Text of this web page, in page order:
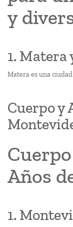
y
1.
Matera es una
Cuerpo y
Años
1.